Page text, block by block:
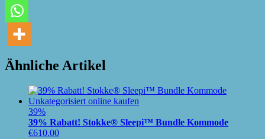
Ähnliche Artikel
39%
39% Rabatt! Stokke® Sleepi™ Bundle Kommode
€610.00